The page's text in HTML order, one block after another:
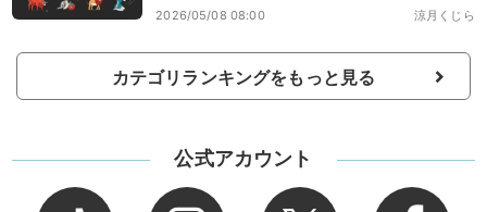
涼月くじら
2026/05/08 08:00
カテゴリランキングをもっと見る
公式アカウント